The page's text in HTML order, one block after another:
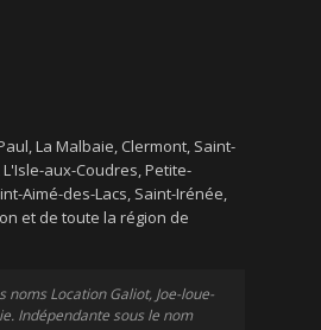
La Malbaie, Clermont, Saint-
aux-Coudres, Petite-
Aimé-des-Lacs, Saint-Irénée,
et de toute la région de
noms Location Galiot, Joe-loue-
Indépendante sous le nom